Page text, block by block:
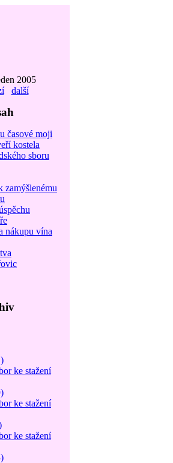
2005
další
časové moji
kostela
sboru
zamýšlenému
nákupu vína